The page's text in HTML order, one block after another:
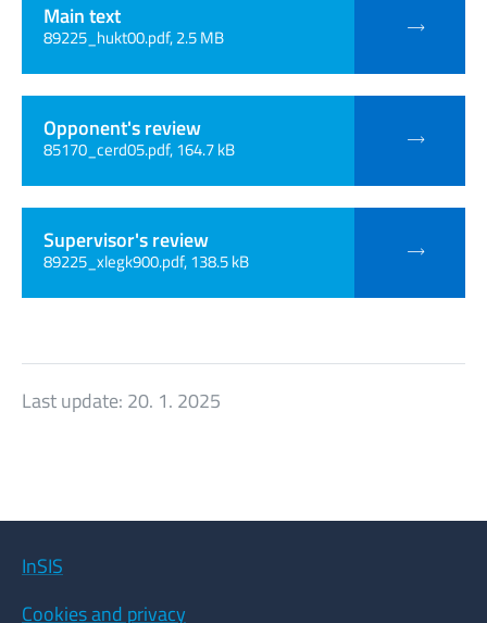
Main text
89225_hukt00.pdf, 2.5 MB
Opponent's review
85170_cerd05.pdf, 164.7 kB
Supervisor's review
89225_xlegk900.pdf, 138.5 kB
Last update: 20. 1. 2025
InSIS
Cookies and privacy